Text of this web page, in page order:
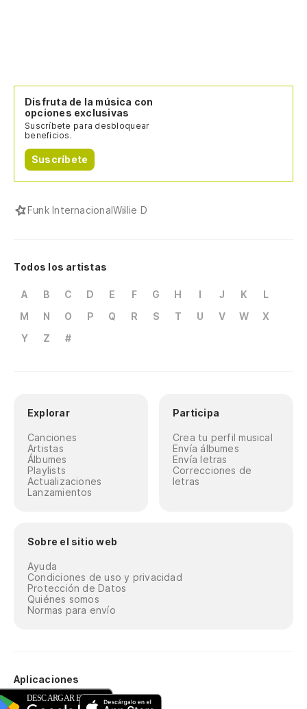
Disfruta de la música con
opciones exclusivas
Suscríbete para desbloquear
beneficios.
Suscríbete
Funk InternacionalWillie D
Todos los artistas
A B C D E F G H I J K
L
M
N O P Q R S T U V W
X
Y
Z #
Explorar
Canciones
Artistas
Álbumes
Playlists
Actualizaciones
Lanzamientos
Participa
Crea tu perfil musical
Envía álbumes
Envía letras
Correcciones de
letras
Sobre el sitio web
Ayuda
Condiciones de uso y privacidad
Protección de Datos
Quiénes somos
Normas para envío
Aplicaciones